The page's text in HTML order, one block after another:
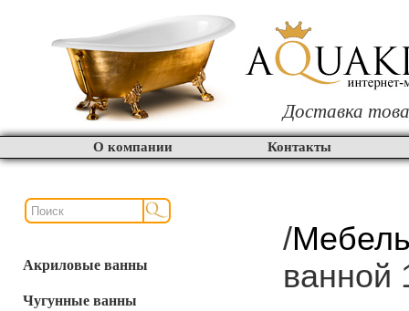
Доставка
О компании Контакты
Акриловые ванны
Чугунные ванны
/
ванной